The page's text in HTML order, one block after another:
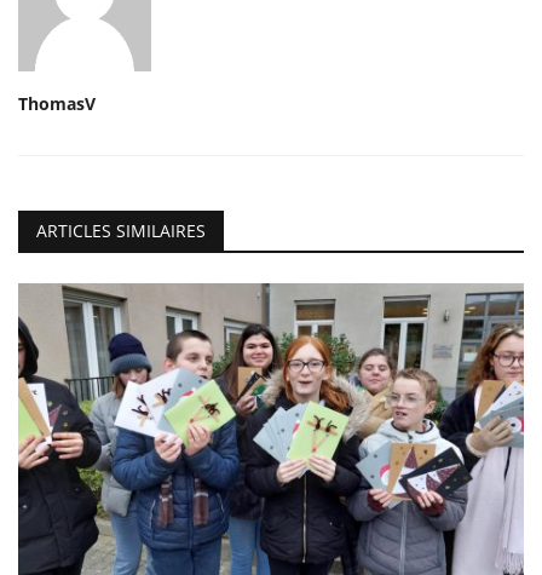
ThomasV
ARTICLES SIMILAIRES